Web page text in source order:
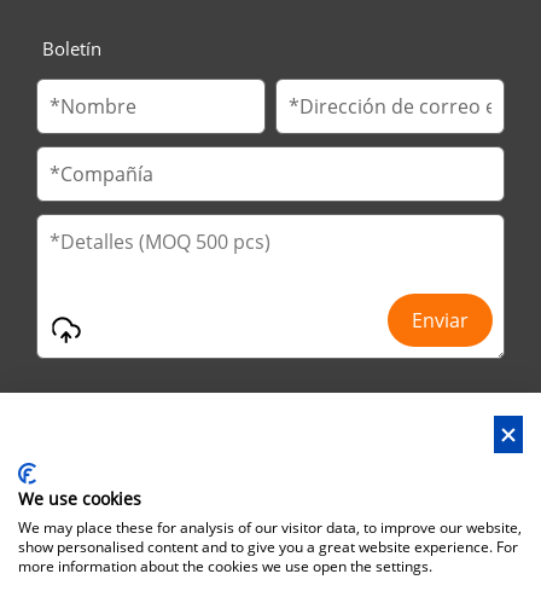
Boletín
Dirección : No.29 Jinfu 2nd Road, Huanan Ind Park, ciudad de
Liaobu, ciudad de Dongguan, provincia de Guangdong, China
Dirección de Oficina : No.6 Zhuangyuan Road, Park Songshan
We use cookies
We may place these for analysis of our visitor data, to improve our website,
show personalised content and to give you a great website experience. For
more information about the cookies we use open the settings.